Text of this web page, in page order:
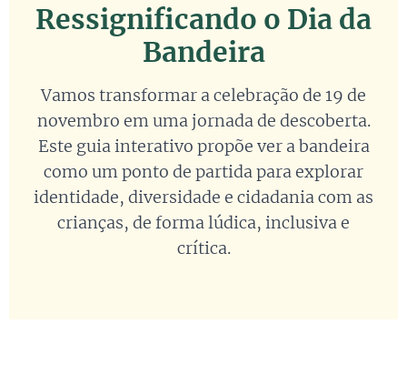
Ressignificando o Dia da
Bandeira
Vamos transformar a celebração de 19 de
novembro em uma jornada de descoberta.
Este guia interativo propõe ver a bandeira
como um ponto de partida para explorar
identidade, diversidade e cidadania com as
crianças, de forma lúdica, inclusiva e
crítica.